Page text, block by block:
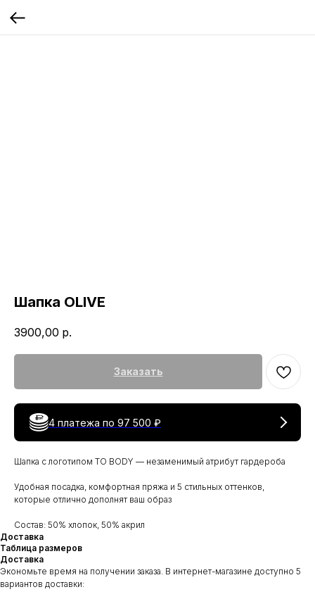
Шапка OLIVE
3900,00 р.
Заказать
4 платежа по 97 500 ₽
Шапка с логотипом TO BODY — незаменимый атрибут гардероба
Удобная посадка, комфортная пряжа и 5 стильных оттенков,
которые отлично дополнят ваш образ
Состав: 50% хлопок, 50% акрил
Доставка
Таблица размеров
Доставка
Экономьте время на получении заказа. В интернет-магазине доступно 5
вариантов доставки: